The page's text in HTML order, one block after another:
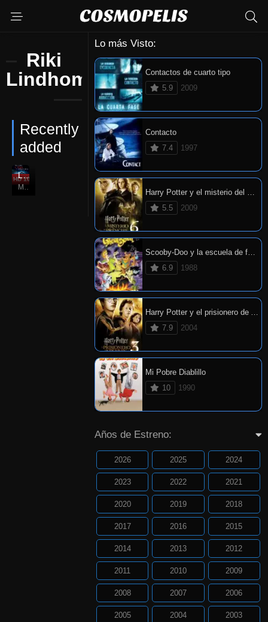
Riki
Lindhome
Recently
added
6.5
HD 1080P
La venganza de la casa del Lago
Mar. 13, 2009
Lo más Visto:
Contactos de cuarto tipo
5.9
2009
Contacto
7.4
1997
Harry Potter y el misterio del príncipe
5.5
2009
Scooby-Doo y la escuela de fantasmas
6.9
1988
Harry Potter y el prisionero de Azkaban
7.9
2004
Mi Pobre Diablillo
10
1990
Años de Estreno:
2026 2025 2024
2023 2022 2021
2020 2019 2018
2017 2016 2015
2014 2013 2012
2011 2010 2009
2008 2007 2006
2005 2004 2003